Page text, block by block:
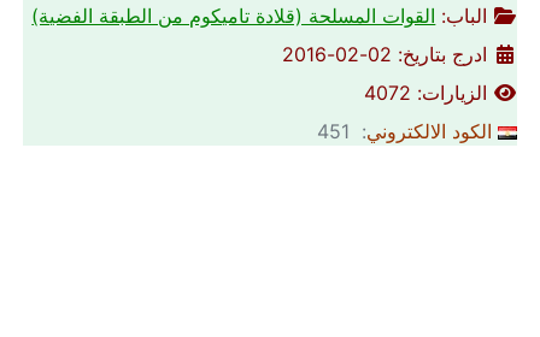
الباب: القوات المسلحة (قلادة تاميكوم من الطبقة الفضية)
ادرج بتاريخ: 02-02-2016
الزيارات: 4072
الكود الالكتروني: 451